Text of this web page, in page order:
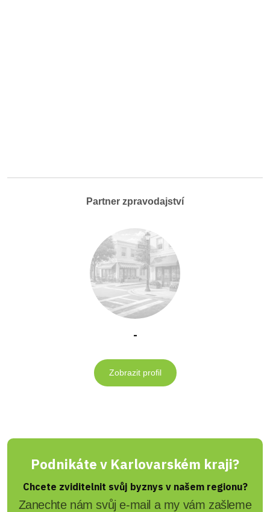
Partner zpravodajství
-
Zobrazit profil
Podnikáte v Karlovarském kraji?
Chcete zviditelnit svůj byznys v našem regionu?
Zanechte nám svůj e-mail a my vám zašleme